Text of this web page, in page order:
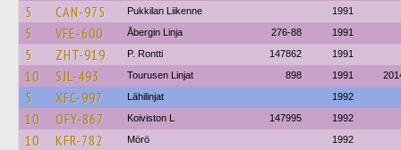
5 CAN-975 Pukkilan Liikenne 1991
5 VFE-600 Åbergin Linja 276-88 1991
5 ZHT-919 P. Rontti 147862 1991
10 SJL-493 Tourusen Linjat 898 1991
5 XFC-997 Lähilinjat 1992
10 OFY-867 Koiviston L 147995 1992
10 KFR-782 Mörö 1992